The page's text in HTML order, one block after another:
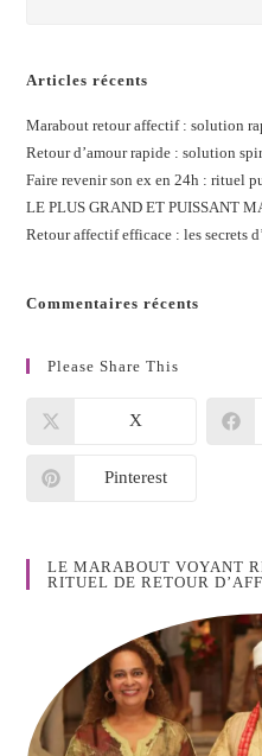
Articles récents
Marabout retour affectif : solution
Retour d’amour rapide : solution
Faire revenir son ex en 24h : rituel
LE PLUS GRAND ET PUISSANT
Retour affectif efficace : les secrets
Commentaires récents
Please Share This
X
Pinterest
LE MARABOUT VOYANT
RITUEL DE RETOUR